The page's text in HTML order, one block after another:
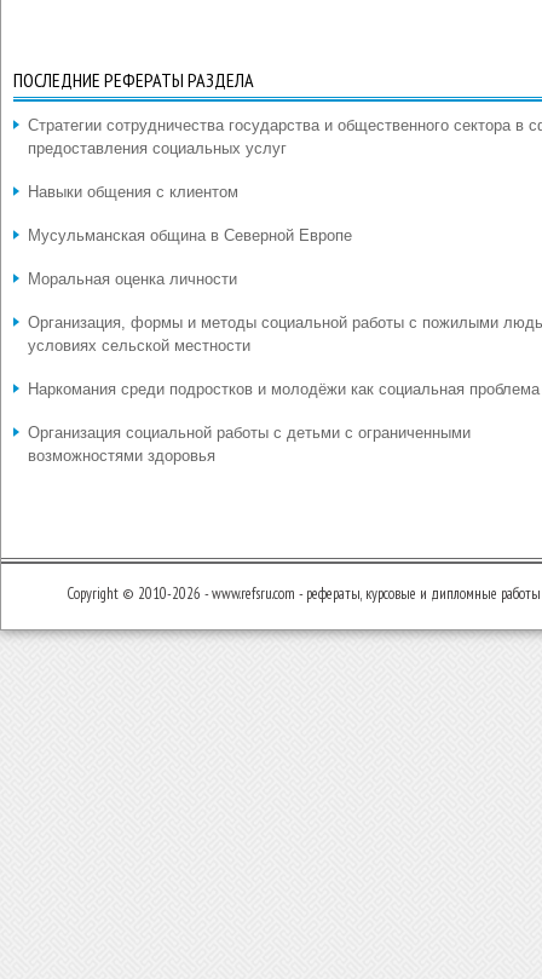
ПОСЛЕДНИЕ РЕФЕРАТЫ РАЗДЕЛА
Стратегии сотрудничества государства и общественного сектора в
предоставления социальных услуг
Навыки общения с клиентом
Мусульманская община в Северной Европе
Моральная оценка личности
Организация, формы и методы социальной работы с пожилыми
условиях сельской местности
Наркомания среди подростков и молодёжи как социальная проблема
Организация социальной работы с детьми с ограниченными
возможностями здоровья
Copyright © 2010-2026 - www.refsru.com - рефераты, курсовые и дипломные работы